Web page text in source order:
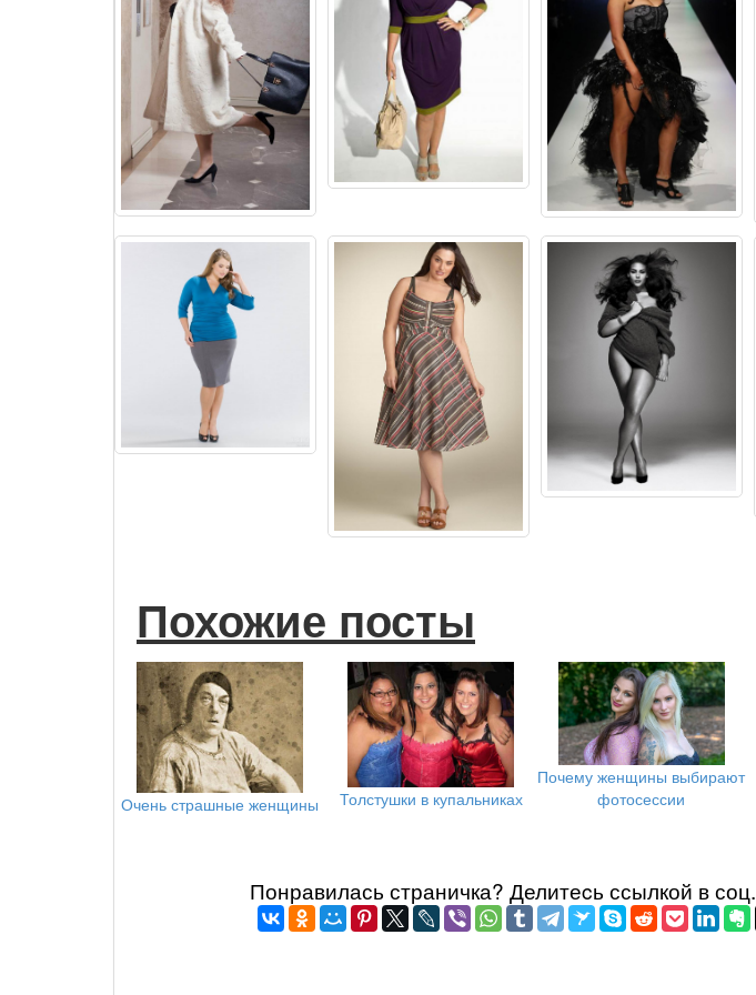
Похожие посты
Очень страшные женщины Толстушки в купальниках
Почему женщины выбирают
фотосессии
Понравилась страничка? Делитеcь ссылкой в